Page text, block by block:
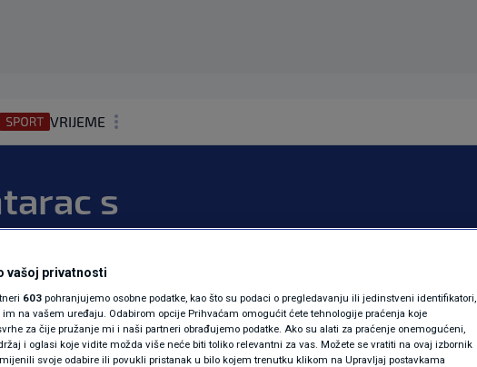
VRIJEME
MAGAZIN
KOLUMNE
N1(DIS)INFO
s
o
0 komentara
vašoj privatnosti
603 pohranjujemo osobne podatke, kao što su podaci o pregledavanju ili jedinstveni identifikatori,
na vašem uređaju. Odabirom opcije Prihvaćam omogućit ćete tehnologije praćenja koje
za čije pružanje mi i naši partneri obrađujemo podatke. Ako su alati za praćenje onemogućeni,
i oglasi koje vidite možda više neće biti toliko relevantni za vas. Možete se vratiti na ovaj izbornik
svoje odabire ili povukli pristanak u bilo kojem trenutku klikom na Upravljaj postavkama